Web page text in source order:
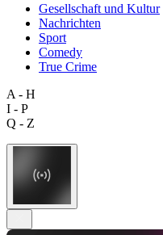
Gesellschaft und Kultur
Nachrichten
Sport
Comedy
True Crime
A - H
I - P
Q - Z